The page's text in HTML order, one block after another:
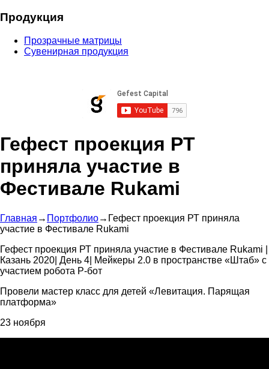
Продукция
Прозрачные матрицы
Сувенирная продукция
Гефест проекция РТ
приняла участие в
Фестивале Rukami
Главная → Портфолио→ Гефест проекция РТ приняла
участие в Фестивале Rukami
Гефест проекция РТ приняла участие в Фестивале Rukami |
Казань 2020| День 4| Мейкеры 2.0 в пространстве «Штаб» с
участием робота Р-бот
Провели мастер класс для детей «Левитация. Парящая
платформа»
23 ноября